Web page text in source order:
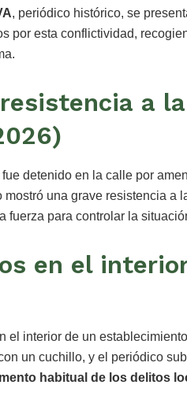
, periódico histórico, se
por esta conflictividad,
a
detenido en la calle por
una grave resistencia a
fuerza para controlar la
en el
el interior de un
un cuchillo, y el periódico
habitual de los delitos